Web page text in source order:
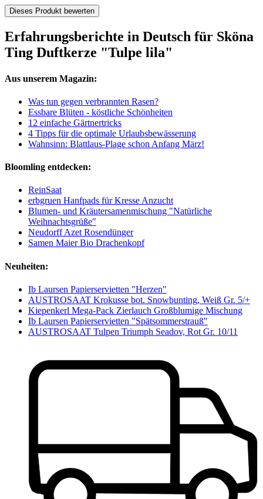
Dieses Produkt bewerten
Erfahrungsberichte in Deutsch für Sköna
Ting Duftkerze "Tulpe lila"
Aus unserem Magazin:
Was tun gegen verbrannten Rasen?
Essbare Blüten - köstliche Schönheiten
12 einfache Gärtnertricks
4 Tipps für die optimale Urlaubsbewässerung
Wahnsinn: Blattlaus-Plage schon Anfang März!
Bloomling entdecken:
ReinSaat
erbgruen Hanfpads für Kresse Anzucht
Blumen- und Kräutersamenmischung "Natürliche
Weihnachtsgrüße"
Neudorff Azet Rosendünger
Samen Maier Bio Drachenkopf
Neuheiten:
Ib Laursen Papierservietten "Herzen"
AUSTROSAAT Krokusse bot. Snowbunting, Weiß Gr. 5/+
Kiepenkerl Mega-Pack Zierlauch Großblumige Mischung
Ib Laursen Papierservietten "Spätsommerstrauß"
AUSTROSAAT Tulpen Triumph Seadov, Rot Gr. 10/11